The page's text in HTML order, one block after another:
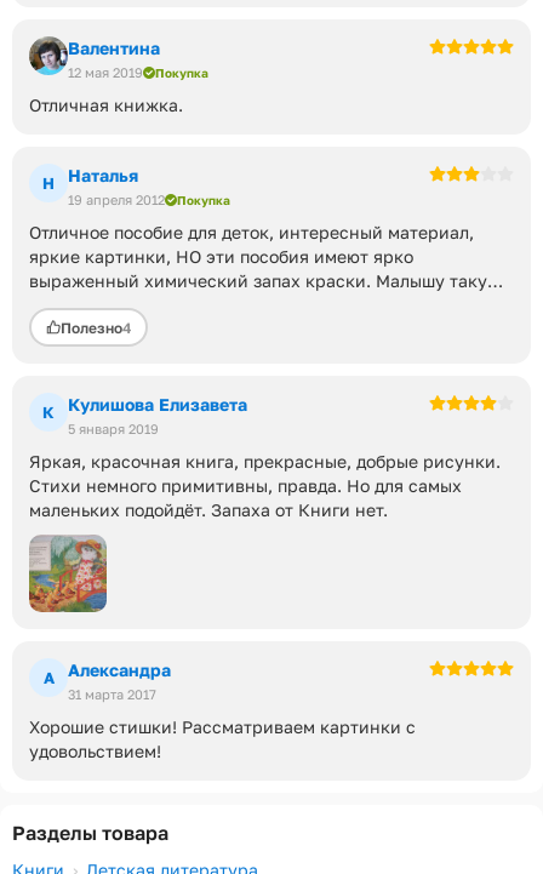
Валентина
12 мая 2019 Покупка
Отличная книжка.
Н Наталья
19 апреля 2012 Покупка
Отличное пособие для деток, интересный материал,
яркие картинки, НО эти пособия имеют ярко
выраженный химический запах краски. Малышу такую
книгу давать нельзя, очень жаль!
Полезно4
К Кулишова Елизавета
5 января 2019
Яркая, красочная книга, прекрасные, добрые рисунки.
Стихи немного примитивны, правда. Но для самых
маленьких подойдёт. Запаха от Книги нет.
А Александра
31 марта 2017
Хорошие стишки! Рассматриваем картинки с
удовольствием!
Разделы товара
Книги Детская литература